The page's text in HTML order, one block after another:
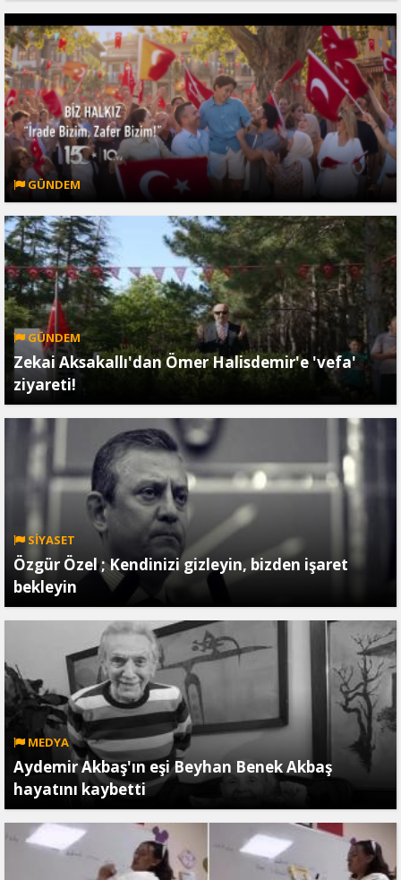
GÜNDEM
GÜNDEM
Zekai Aksakallı'dan Ömer Halisdemir'e 'vefa'
ziyareti!
SİYASET
Özgür Özel ; Kendinizi gizleyin, bizden işaret
bekleyin
MEDYA
Aydemir Akbaş'ın eşi Beyhan Benek Akbaş
hayatını kaybetti